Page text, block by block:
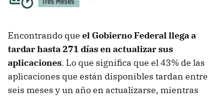
Encontrando que el Gobierno Federal llega a
tardar hasta 271 días en actualizar sus
aplicaciones. Lo que significa que el 43% de las
aplicaciones que están disponibles tardan entre
seis meses y un año en actualizarse, mientras